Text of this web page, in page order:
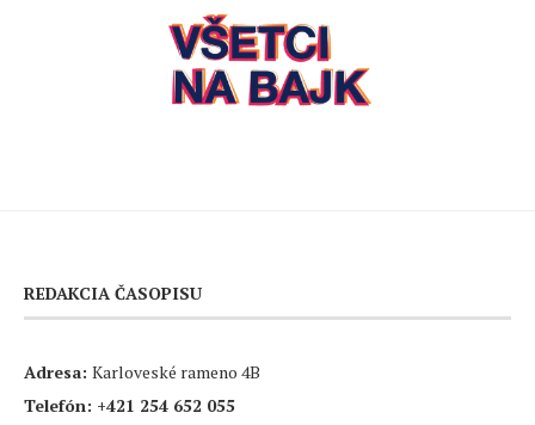
REDAKCIA ČASOPISU
Adresa: Karloveské rameno 4B
Telefón: +421 254 652 055